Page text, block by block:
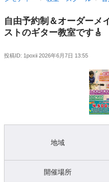
自由予約制＆オーダーメ
ストのギター教室です🎸
投稿ID: 1poxii 2026年6月7日 13:55
地域
開催場所